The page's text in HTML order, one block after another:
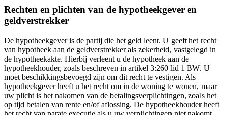
Rechten en plichten van de hypotheekgever en
geldverstrekker
De hypotheekgever is de partij die het geld leent. U geeft het recht
van hypotheek aan de geldverstrekker als zekerheid, vastgelegd in
de hypotheekakte. Hierbij verleent u de hypotheek aan de
hypotheekhouder, zoals beschreven in artikel 3:260 lid 1 BW. U
moet beschikkingsbevoegd zijn om dit recht te vestigen. Als
hypotheekgever heeft u het recht om in de woning te wonen, maar
uw plicht is het nakomen van de betalingsverplichtingen, zoals het
op tijd betalen van rente en/of aflossing. De hypotheekhouder heeft